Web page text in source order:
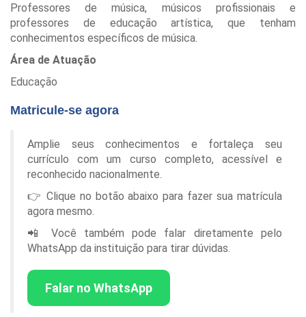
Professores de música, músicos profissionais e
professores de educação artística, que tenham
conhecimentos específicos de música.
Área de Atuação
Educação
Matricule-se agora
Amplie seus conhecimentos e fortaleça seu
currículo com um curso completo, acessível e
reconhecido nacionalmente.
👉 Clique no botão abaixo para fazer sua matrícula
agora mesmo.
📲 Você também pode falar diretamente pelo
WhatsApp da instituição para tirar dúvidas.
Falar no WhatsApp